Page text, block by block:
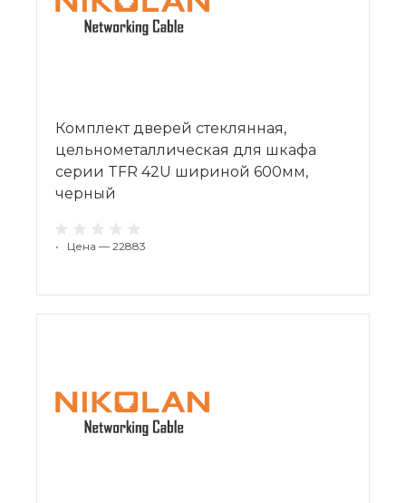
Комплект дверей стеклянная,
цельнометаллическая для шкафа
серии TFR 42U шириной 600мм,
черный
• Цена — 22883